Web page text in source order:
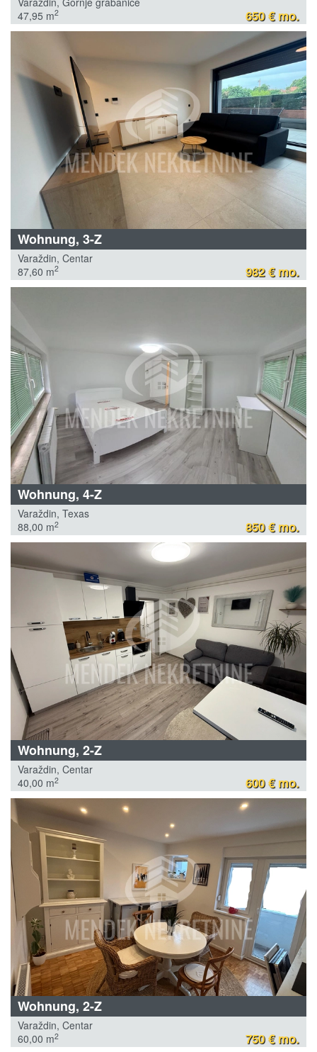
47,95 m2 650 € mo.
Wohnung, 3-Z
Varaždin, Centar
87,60 m2 982 € mo.
Wohnung, 4-Z
Varaždin, Texas
88,00 m2 850 € mo.
Wohnung, 2-Z
Varaždin, Centar
40,00 m2 600 € mo.
Wohnung, 2-Z
Varaždin, Centar
60,00 m2 750 € mo.